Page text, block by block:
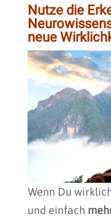
Nutze die
neue
Wenn Du
und einfach